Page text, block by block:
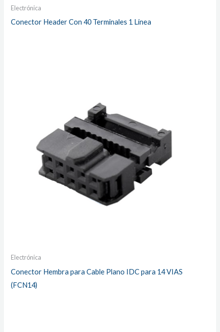
Electrónica
Conector Header Con 40 Terminales 1 Línea
Electrónica
Conector Hembra para Cable Plano IDC para 14 VIAS
(FCN14)